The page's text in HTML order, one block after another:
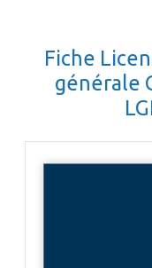
Fiche
générale